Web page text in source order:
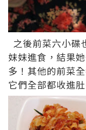
之後前菜六小碟
妹妹進食，結果
多！其他的前菜
它們全部都收進